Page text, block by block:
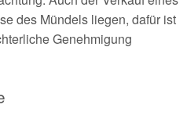
des Mündels liegen, dafür ist
Genehmigung